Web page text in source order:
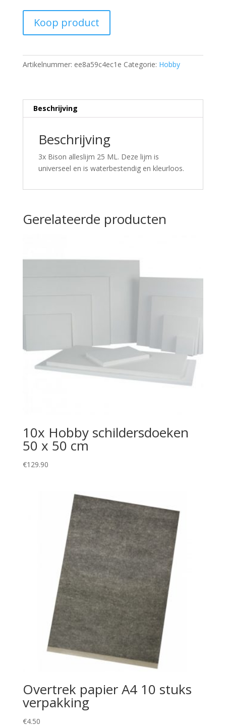
Koop product
Artikelnummer: ee8a59c4ec1e Categorie: Hobby
Beschrijving
Beschrijving
3x Bison alleslijm 25 ML. Deze lijm is
universeel en is waterbestendig en kleurloos.
Gerelateerde producten
10x Hobby schildersdoeken
50 x 50 cm
€129.90
Overtrek papier A4 10 stuks
verpakking
€4.50